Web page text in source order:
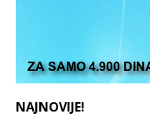
NAJNOVIJE!